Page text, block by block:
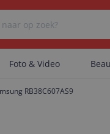
Foto & Video
RB38C607AS9